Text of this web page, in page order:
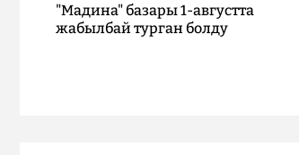
"Мадина" базары 1-августта
жабылбай турган болду